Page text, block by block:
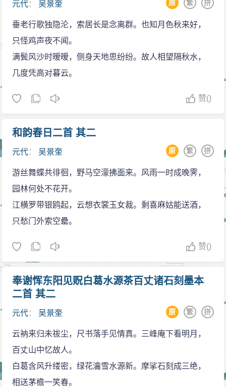
元代：吴景奎 拼
繁
原
垂老行歌独隐沦，索居长是念离群。也知月色秋来好，
只怪鸡声夜不闻。
满鬓风沙时暧暧，侧身天地思纷纷。故人相望隔秋水，
几度凭高对暮云。
赞()
和韵春日二首 其二
元代：吴景奎 拼
繁
原
游丝舞蝶共徘徊，野马空濛拂面来。风雨一时成晚霁，
园林何处不花开。
江横罗带银鸥起，云想衣裳玉女裁。剩喜麻姑能送酒，
只愁门外索空罍。
赞()
奉谢恽东阳见贶白葛水源茶百丈诸石刻墨本
二首 其二
元代：吴景奎 拼
繁
原
云衲来归未祓尘，尺书落手见情真。三峰庵下看明月，
百丈山中忆故人。
白葛含风升缕密，绿花瀹雪水源新。摩挲石刻成三绝，
相送茅檐一笑春。